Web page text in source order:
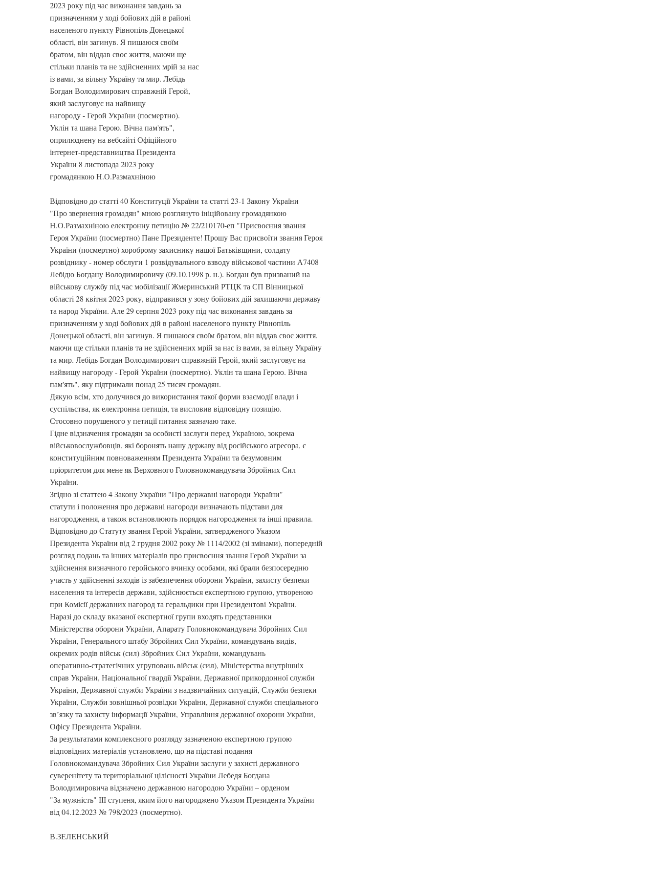
2023 року під час виконання завдань за
призначенням у ході бойових дій в районі
населеного пункту Рівнопіль Донецької
області, він загинув. Я пишаюся своїм
братом, він віддав своє життя, маючи ще
стільки планів та не здійсненних мрій за нас
із вами, за вільну Україну та мир. Лебідь
Богдан Володимирович справжній Герой,
який заслуговує на найвищу
нагороду - Герой України (посмертно).
Уклін та шана Герою. Вічна пам'ять",
оприлюднену на вебсайті Офіційного
інтернет-представництва Президента
України 8 листопада 2023 року
громадянкою Н.О.Размахніною
Відповідно до статті 40 Конституції України та статті 23-1 Закону України
"Про звернення громадян" мною розглянуто ініційовану громадянкою
Н.О.Размахніною електронну петицію № 22/210170-еп "Присвоєння звання
Героя України (посмертно) Пане Президенте! Прошу Вас присвоїти звання Героя
України (посмертно) хороброму захиснику нашої Батьківщини, солдату
розвіднику - номер обслуги 1 розвідувального взводу військової частини А7408
Лебідю Богдану Володимировичу (09.10.1998 р. н.). Богдан був призваний на
військову службу під час мобілізації Жмеринський РТЦК та СП Вінницької
області 28 квітня 2023 року, відправився у зону бойових дій захищаючи державу
та народ України. Але 29 серпня 2023 року під час виконання завдань за
призначенням у ході бойових дій в районі населеного пункту Рівнопіль
Донецької області, він загинув. Я пишаюся своїм братом, він віддав своє життя,
маючи ще стільки планів та не здійсненних мрій за нас із вами, за вільну Україну
та мир. Лебідь Богдан Володимирович справжній Герой, який заслуговує на
найвищу нагороду - Герой України (посмертно). Уклін та шана Герою. Вічна
пам'ять", яку підтримали понад 25 тисяч громадян.
Дякую всім, хто долучився до використання такої форми взаємодії влади і
суспільства, як електронна петиція, та висловив відповідну позицію.
Стосовно порушеного у петиції питання зазначаю таке.
Гідне відзначення громадян за особисті заслуги перед Україною, зокрема
військовослужбовців, які боронять нашу державу від російського агресора, є
конституційним повноваженням Президента України та безумовним
пріоритетом для мене як Верховного Головнокомандувача Збройних Сил
України.
Згідно зі статтею 4 Закону України "Про державні нагороди України"
статути і положення про державні нагороди визначають підстави для
нагородження, а також встановлюють порядок нагородження та інші правила.
Відповідно до Статуту звання Герой України, затвердженого Указом
Президента України від 2 грудня 2002 року № 1114/2002 (зі змінами), попередній
розгляд подань та інших матеріалів про присвоєння звання Герой України за
здійснення визначного геройського вчинку особами, які брали безпосередню
участь у здійсненні заходів із забезпечення оборони України, захисту безпеки
населення та інтересів держави, здійснюється експертною групою, утвореною
при Комісії державних нагород та геральдики при Президентові України.
Наразі до складу вказаної експертної групи входять представники
Міністерства оборони України, Апарату Головнокомандувача Збройних Сил
України, Генерального штабу Збройних Сил України, командувань видів,
окремих родів військ (сил) Збройних Сил України, командувань
оперативно-стратегічних угруповань військ (сил), Міністерства внутрішніх
справ України, Національної гвардії України, Державної прикордонної служби
України, Державної служби України з надзвичайних ситуацій, Служби безпеки
України, Служби зовнішньої розвідки України, Державної служби спеціального
зв’язку та захисту інформації України, Управління державної охорони України,
Офісу Президента України.
За результатами комплексного розгляду зазначеною експертною групою
відповідних матеріалів установлено, що на підставі подання
Головнокомандувача Збройних Сил України заслуги у захисті державного
суверенітету та територіальної цілісності України Лебедя Богдана
Володимировича відзначено державною нагородою України – орденом
"За мужність" ІІІ ступеня, яким його нагороджено Указом Президента України
від 04.12.2023 № 798/2023 (посмертно).
В.ЗЕЛЕНСЬКИЙ